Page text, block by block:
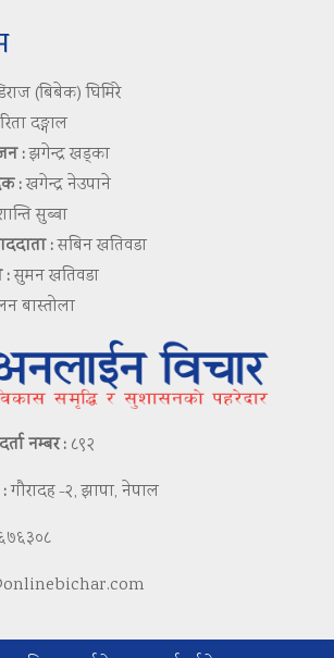
(बिबेक) घिमिरे
दङ्गाल
:झगेन्द्र खड्का
:खगेन्द्र नेउपाने
सुब्बा
:सबिन खतिवडा
:सुमन खतिवडा
बास्तोला
नम्बर : ८९२
गौरादह -२, झापा, नेपाल